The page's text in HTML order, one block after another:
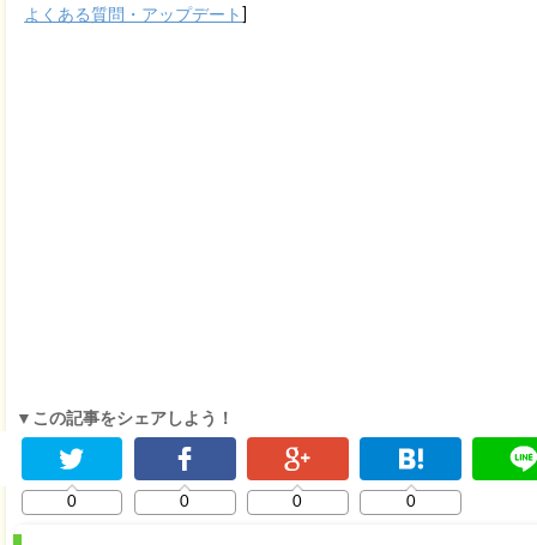
よくある質問・アップデート
▼この記事をシェアしよう！
0 0 0 0